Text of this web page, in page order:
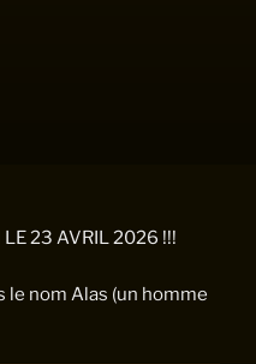
LE 23 AVRIL 2026 !!!
le nom Alas (un homme